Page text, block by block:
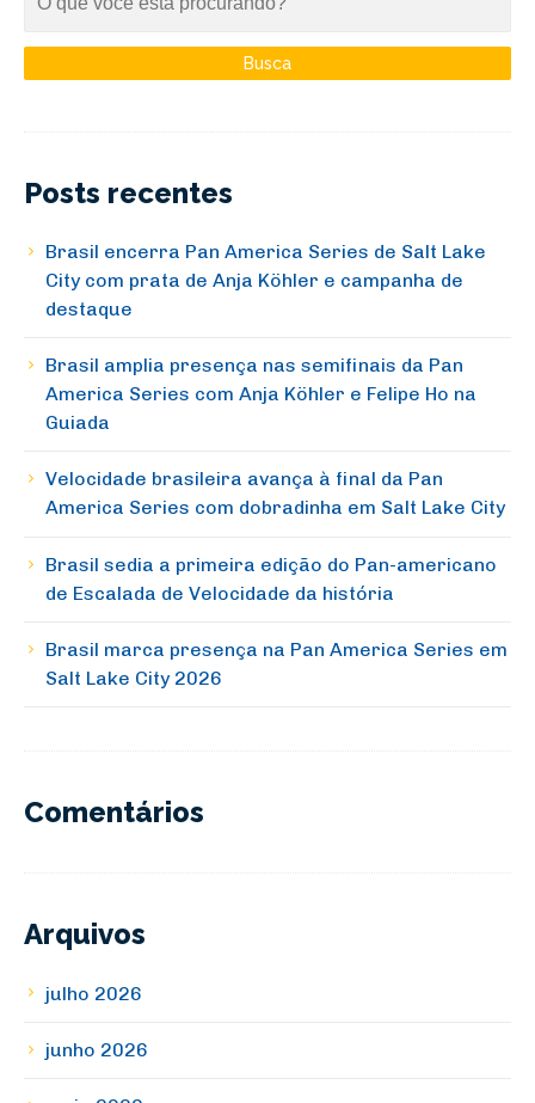
Posts recentes
Brasil encerra Pan America Series de Salt Lake
City com prata de Anja Köhler e campanha de
destaque
Brasil amplia presença nas semifinais da Pan
America Series com Anja Köhler e Felipe Ho na
Guiada
Velocidade brasileira avança à final da Pan
America Series com dobradinha em Salt Lake City
Brasil sedia a primeira edição do Pan-americano
de Escalada de Velocidade da história
Brasil marca presença na Pan America Series em
Salt Lake City 2026
Comentários
Arquivos
julho 2026
junho 2026